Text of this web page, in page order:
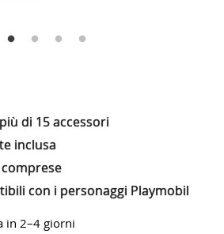
di 15 accessori
inclusa
con i personaggi Playmobil
in 2–4 giorni